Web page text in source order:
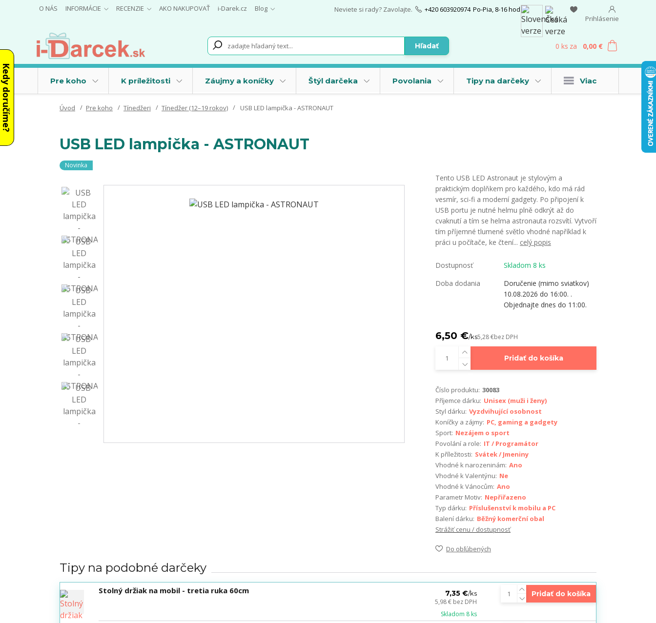
O NÁS INFORMÁCIE RECENZIE AKO NAKUPOVAŤ i-Darek.cz
Blog
Prihlásenie
Hľadať
Neviete si rady? Zavolajte. +420 603920974 Po-Pia, 8-16 hod.
0 ks za 0,00 €
Pre koho K príležitosti Záujmy a koníčky Štýl darčeka Povolania Tipy na darčeky Viac
Úvod Pre koho Tínedžeri Tínedžer (12–19 rokov) USB LED lampička - ASTRONAUT
USB LED lampička - ASTRONAUT
Novinka
Tento USB LED Astronaut je stylovým a
praktickým doplňkem pro každého, kdo má rád
vesmír, sci-fi a moderní gadgety. Po připojení k
USB portu je nutné helmu plně odkrýt až do
cvaknutí a tím se helma astronauta rozsvítí. Vytvoří
tím příjemné tlumené světlo vhodné například k
práci u počítače, ke čtení... celý popis
Dostupnosť
Skladom 8 ks
Doba dodania
Doručenie (mimo sviatkov)
10.08.2026 do 16:00. .
Objednajte dnes do 11:00.
6,50 €/ks5,28 €bez DPH
Pridať do košíka
Číslo produktu: 30083
Příjemce dárku: Unisex (muži i ženy)
Styl dárku: Vyzdvihující osobnost
Koníčky a zájmy: PC, gaming a gadgety
Sport: Nezájem o sport
Povolání a role: IT / Programátor
K příležitosti: Svátek / Jmeniny
Vhodné k narozeninám: Ano
Vhodné k Valentýnu: Ne
Vhodné k Vánocům: Ano
Parametr Motiv: Nepřiřazeno
Typ dárku: Příslušenství k mobilu a PC
Balení dárku: Běžný komerční obal
Strážiť cenu / dostupnosť
Do obľúbených
Tipy na podobné darčeky
Stolný držiak na mobil - tretia ruka 60cm 7,35 €/ks
5,98 € bez DPH
Skladom 8 ks
Pridať do košíka
Kedy doručíme?